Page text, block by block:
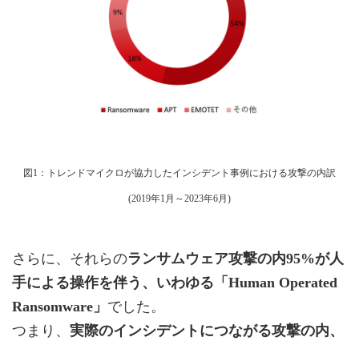
図1：トレンドマイクロが協力したインシデント事例における攻撃の内訳
(2019年1月～2023年6月)
さらに、それらのランサムウェア攻撃の内95%が人
手による操作を伴う、いわゆる「Human Operated
Ransomware」 でした。
つまり、 実際のインシデントにつながる攻撃の内、